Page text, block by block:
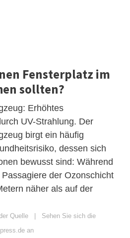
Fensterplatz im
sollten?
Erhöhtes
UV-Strahlung. Der
birgt ein häufig
dessen sich
bewusst sind: Während
der Ozonschicht
näher als auf der
Quelle | Sehen Sie sich die
an